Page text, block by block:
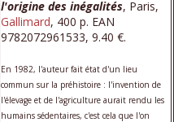
l'origine des inégalités, Paris,
Gallimard, 400 p. EAN
9782072961533, 9.40 €.
En 1982, l'auteur fait état d'un lieu
commun sur la préhistoire : l'invention de
l'élevage et de l'agriculture aurait rendu les
humains sédentaires, c'est cela que l'on